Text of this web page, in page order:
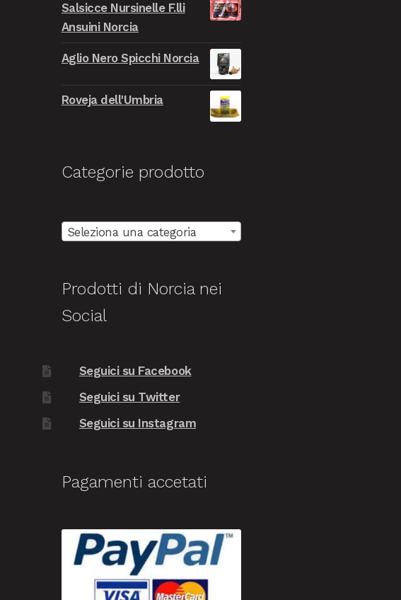
originale
era:
9.999,00€.
attuale
999,00€.
Salsicce Nursinelle F.lli
Ansuini Norcia
Aglio Nero Spicchi Norcia
Roveja dell'Umbria
Categorie prodotto
Seleziona una categoria
Prodotti di Norcia nei
Social
Seguici su Facebook
Seguici su Twitter
Seguici su Instagram
Pagamenti accetati